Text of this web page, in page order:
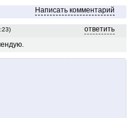
Написать комментарий
ответить